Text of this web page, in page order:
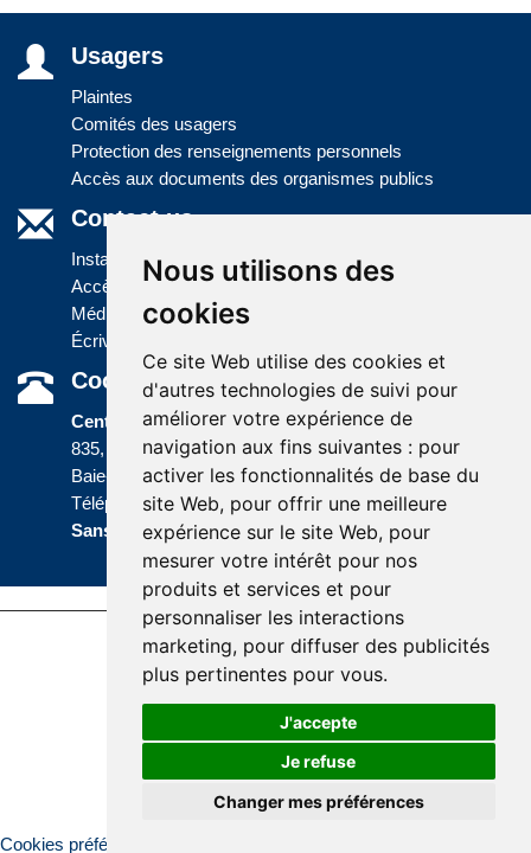
Nous utilisons des
cookies
Ce site Web utilise des cookies et
d'autres technologies de suivi pour
améliorer votre expérience de
navigation aux fins suivantes : pour
activer les fonctionnalités de base du
site Web, pour offrir une meilleure
expérience sur le site Web, pour
mesurer votre intérêt pour nos
produits et services et pour
personnaliser les interactions
marketing, pour diffuser des publicités
plus pertinentes pour vous.
J'accepte
Je refuse
Changer mes préférences
Usagers
Plaintes
Comités des usagers
Protection des renseignements personnels
Accès aux documents des organismes publics
Contact us
Installations
Accès à l'information
Médias
Écrivez-nous
Coordonnées
Centre administratif
835, boulevard Jolliet
Baie-Comeau (Québec) G5C 1P5
Téléphone :418 589-9845 ou
Sans frais : 1 800 463-5142
Accessibility | Site map |
Terms of Use |
Website development
© Santé Québec Côte-Nord, 2026
Cookies préférences